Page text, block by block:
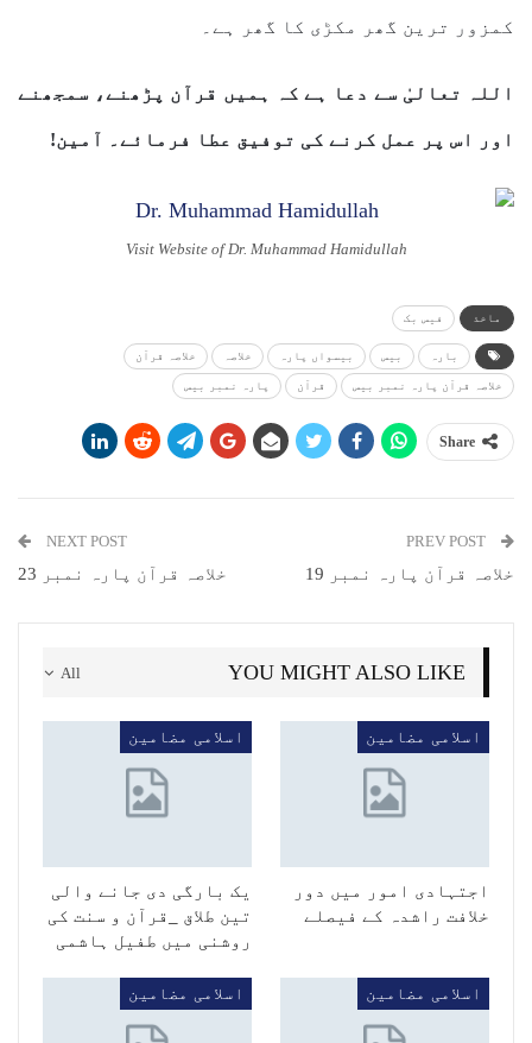
کمزور ترین گھر مکڑی کا گھر ہے۔
اللہ تعالیٰ سے دعا ہے کہ ہمیں قرآن پڑھنے، سمجھنے
اور اس پر عمل کرنے کی توفیق عطا فرمائے۔ آمین!
Visit Website of Dr. Muhammad Hamidullah
ماخذ فیس بک
بارہ بیس بیسواں پارہ خلاصہ خلاصہ قرآن
خلاصہ قرآن پارہ نمبر بیس قرآن پارہ نمبر بیس
Share
خلاصہ قرآن پارہ نمبر 19
NEXT POST
خلاصہ قرآن پارہ نمبر 23
All YOU MIGHT ALSO LIKE
اسلامی مضامین
اجتہادی امور میں دور
خلافت راشدہ کے فیصلے
اسلامی مضامین
یک بارگی دی جانے والی
تین طلاق _قرآن و سنت کی
روشنی میں طفیل ہاشمی
اسلامی مضامین اسلامی مضامین